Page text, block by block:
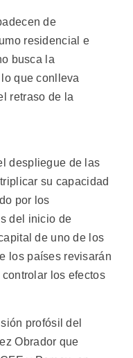
de
residencial e
busca la
que conlleva
retraso de la
despliegue de las
su capacidad
por los
del inicio de
de uno de los
los países revisarán
los efectos
profósil del
Obrador que